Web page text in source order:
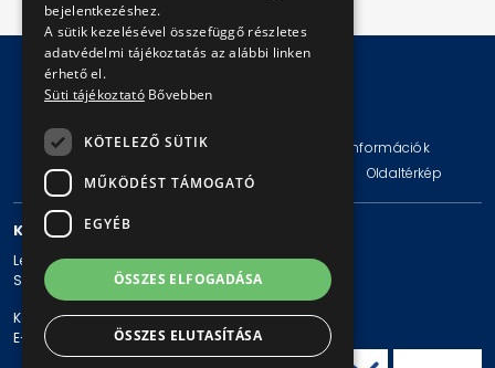
Impresszum Jogi nyilatkozat
Technikai információk
Adatvédelmi politika és tájékoztatások
Oldaltérkép
KAPCSOLAT
Levelezési cím: 1980 Budapest, Pf. 11.
Székhely: 1980 Budapest, Akácfa u. 15.
Központi telefonszám: + 36 1 461-65-00
E-mail cím: bkv@bkv.hu
bejelentkezéshez.
A sütik kezelésével összefüggő részletes
adatvédelmi tájékoztatás az alábbi linken
érhető el.
Süti tájékoztató Bővebben
KÖTELEZŐ SÜTIK
MŰKÖDÉST TÁMOGATÓ
EGYÉB
ÖSSZES ELFOGADÁSA
ÖSSZES ELUTASÍTÁSA